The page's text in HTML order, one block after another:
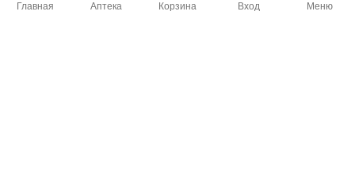
Главная Аптека Корзина Вход Меню
настоящем сайте newapteka.ru, включая информацию о